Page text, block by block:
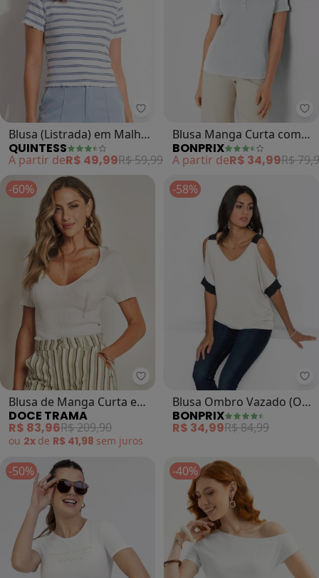
Quintess - Blusa (Listrada) em
Blusa (Listrada) em Malha
Canelada
QUINTESS
A partir deR$ 49,99R$ 59,99
Blusa Manga Curta com
Peitilho (Branca)
BONPRIX
A partir deR$ 34,99R$
-60%
Doce Trama - Blusa de Manga
Blusa de Manga Curta em
Tricot (Branco)
DOCE TRAMA
R$ 83,96R$ 209,90
ou 2x de R$ 41,98 sem juros
-58%
Blusa Ombro Vazado (Off
White/Preto)
BONPRIX
R$ 34,99R$ 84,99
-50% -40%